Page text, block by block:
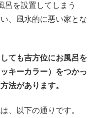
呂を設置してしまう
、風水的に悪い家とな
ても吉方位にお風呂を
キーカラー）をつかっ
法があります。
、以下の通りです。